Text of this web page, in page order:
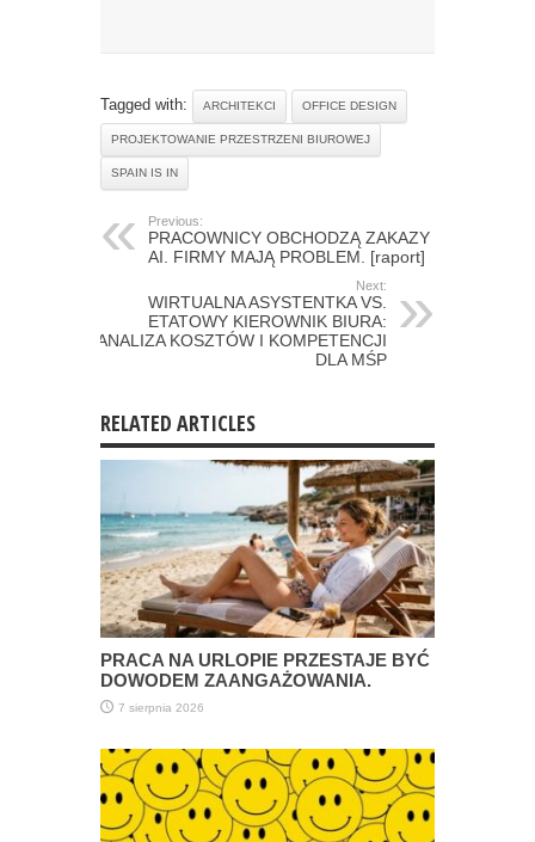
Tagged with: ARCHITEKCI OFFICE DESIGN
PROJEKTOWANIE PRZESTRZENI BIUROWEJ
SPAIN IS IN
Previous:
PRACOWNICY OBCHODZĄ ZAKAZY
AI. FIRMY MAJĄ PROBLEM. [raport]
Next:
WIRTUALNA ASYSTENTKA VS.
ETATOWY KIEROWNIK BIURA:
ANALIZA KOSZTÓW I KOMPETENCJI
DLA MŚP
RELATED ARTICLES
PRACA NA URLOPIE PRZESTAJE BYĆ
DOWODEM ZAANGAŻOWANIA.
7 sierpnia 2026